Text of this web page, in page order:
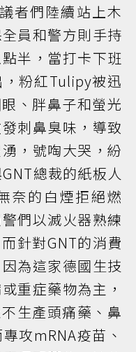
者們陸續站上木
員和警方則手持
半，當打卡下班
粉紅Tulipy被迅
、胖鼻子和螢光
刺鼻臭味，導致
，號啕大哭，紛
總裁的紙板人
奈的白煙拒絕燃
們以滅火器熟練
針對GNT的消費
為這家德國生技
重症藥物為主，
生產頭痛藥、鼻
攻mRNA疫苗、